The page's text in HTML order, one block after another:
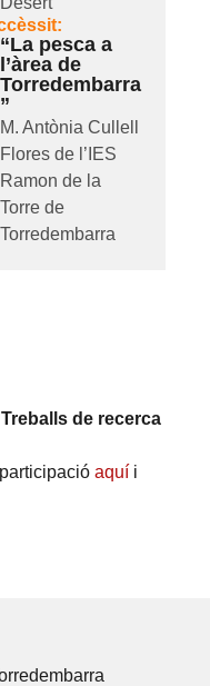
“La pesca a
l’àrea de
Torredembarra
”
M. Antònia Cullell
Flores de l’IES
Ramon de la
Torre de
Torredembarra
de recerca
aquí i